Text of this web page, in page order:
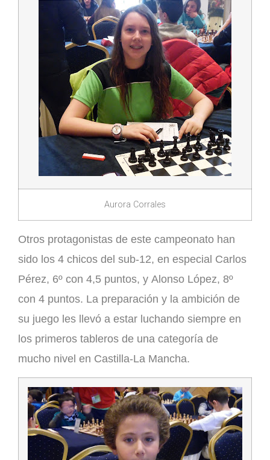
Aurora Corrales
Otros protagonistas de este campeonato han
sido los 4 chicos del sub-12, en especial Carlos
Pérez, 6º con 4,5 puntos, y Alonso López, 8º
con 4 puntos. La preparación y la ambición de
su juego les llevó a estar luchando siempre en
los primeros tableros de una categoría de
mucho nivel en Castilla-La Mancha.